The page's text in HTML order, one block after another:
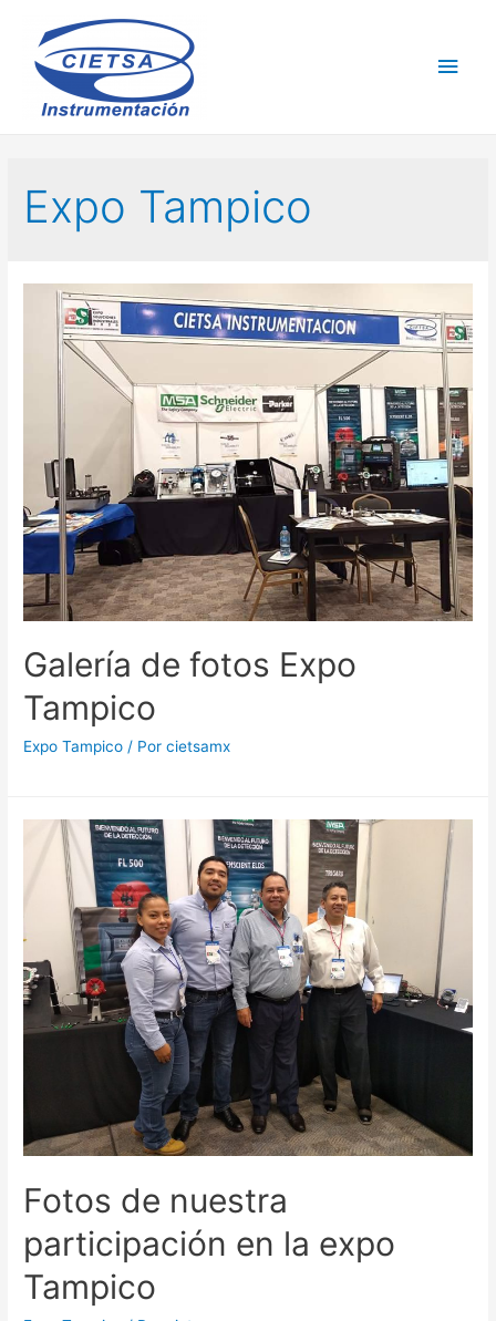
Expo Tampico
Galería de fotos Expo
Tampico
Expo Tampico / Porcietsamx
Fotos de nuestra
participación en la expo
Tampico